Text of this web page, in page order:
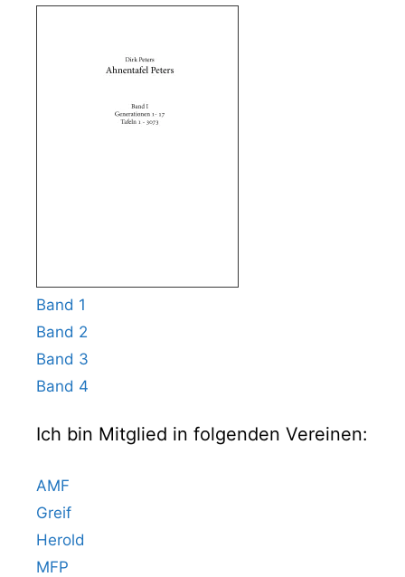
Band 1
Band 2
Band 3
Band 4
Ich bin Mitglied in folgenden Vereinen:
AMF
Greif
Herold
MFP